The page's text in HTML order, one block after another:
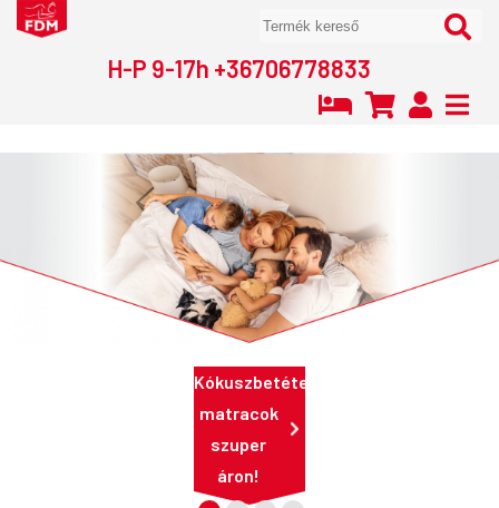
H-P 9-17h +36706778833
Kókuszbetétes
matracok
szuper
áron!